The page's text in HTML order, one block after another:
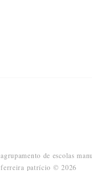
agrupamento de escolas
ferreira patrício ©2026